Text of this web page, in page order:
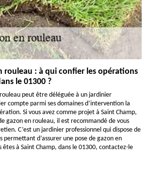
rouleau : à qui confier les opérations
le 01300 ?
peut être déléguée à un jardinier
compte parmi ses domaines d’intervention la
Si vous avez comme projet à Saint Champ,
gazon en rouleau, il est recommandé de vous
C’est un jardinier professionnel qui dispose de
permettant d’assurer une pose de gazon en
êtes à Saint Champ, dans le 01300, contactez-le